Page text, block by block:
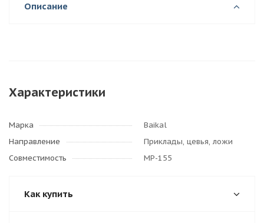
Описание
Характеристики
Марка
Baikal
Направление
Приклады, цевья, ложи
Совместимость
МР-155
Как купить